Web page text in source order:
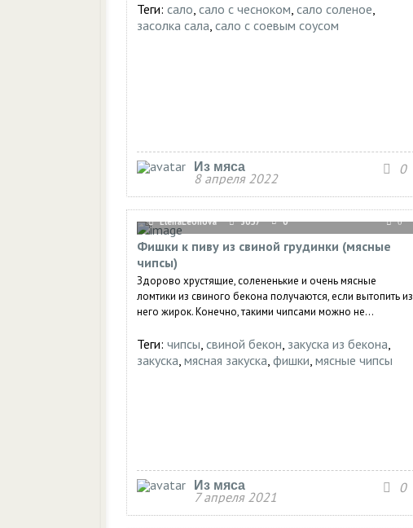
Теги: сало, сало с чесноком, сало соленое,
засолка сала, сало с соевым соусом
Из мяса
8 апреля 2022
0
ElenaLeonova 3057 0 0
Фишки к пиву из свиной грудинки (мясные
чипсы)
Здорово хрустящие, солененькие и очень мясные
ломтики из свиного бекона получаются, если вытопить из
него жирок. Конечно, такими чипсами можно не...
Теги: чипсы, свиной бекон, закуска из бекона,
закуска, мясная закуска, фишки, мясные чипсы
Из мяса
7 апреля 2021
0